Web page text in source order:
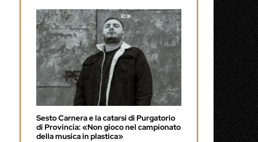
Sesto Carnera e la catarsi di Purgatorio
di Provincia: «Non gioco nel campionato
della musica in plastica»